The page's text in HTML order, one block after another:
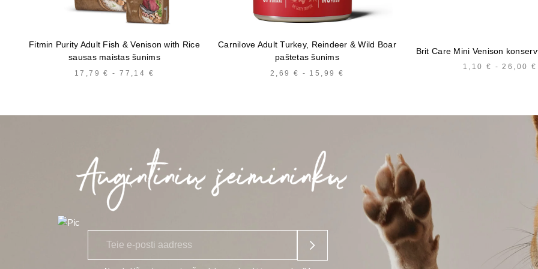
Fitmin Purity Adult Fish & Venison with Rice
sausas maistas šunims
17,79€ - 77,14 €
Carnilove Adult Turkey, Reindeer & Wild Boar
paštetas šunims
2,69 € - 15,99 €
Brit Care Mini Venison
1,10 € - 26,00 €
p